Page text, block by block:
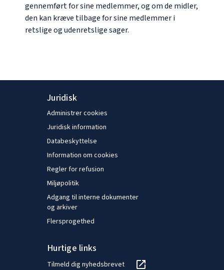
gennemført for sine medlemmer, og om de midler,
den kan kræve tilbage for sine medlemmer i
retslige og udenretslige sager.
Juridisk
Administrer cookies
Juridisk information
Databeskyttelse
Information om cookies
Regler for refusion
Miljøpolitik
Adgang til interne dokumenter
og arkiver
Flersprogethed
Hurtige links
Tilmeld dig nyhedsbrevet